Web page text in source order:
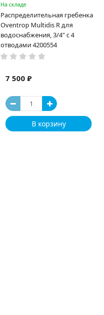
На складе
Распределительная гребенка
Oventrop Multidis R для
водоснабжения, 3/4" с 4
отводами 4200554
7 500 ₽
В корзину